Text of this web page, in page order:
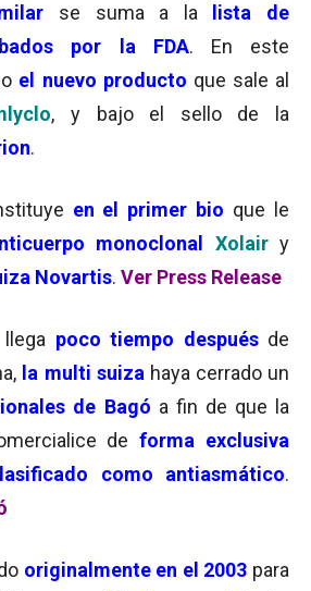
se suma a la lista de
por la FDA. En este
el nuevo producto que sale al
, y bajo el sello de la
.
en el primer bio que le
monoclonal Xolair y
Novartis. Ver Press Release
llega poco tiempo después de
la multi suiza haya cerrado un
de Bagó a fin de que la
de forma exclusiva
como antiasmático.
originalmente en el 2003 para